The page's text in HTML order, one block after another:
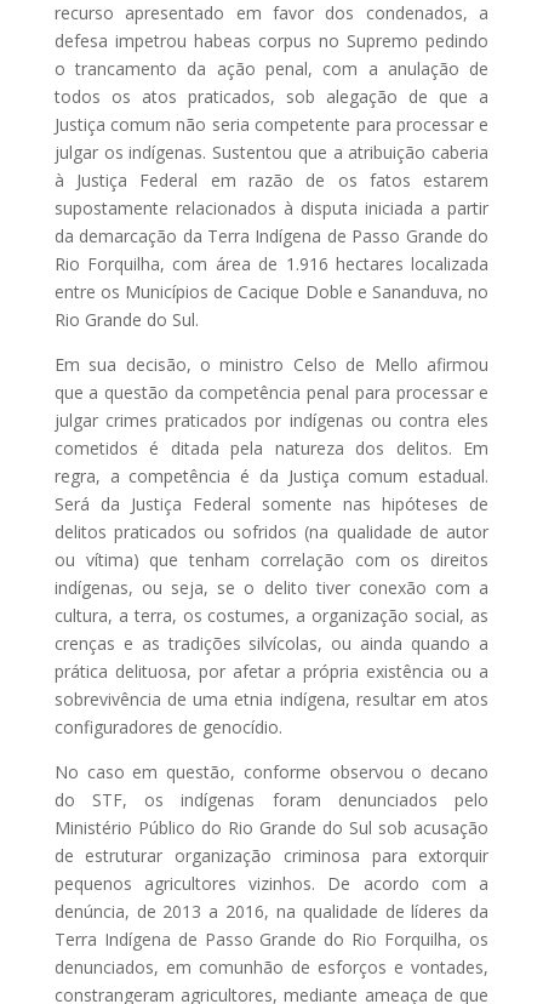
recurso apresentado em favor dos condenados, a
defesa impetrou habeas corpus no Supremo pedindo
o trancamento da ação penal, com a anulação de
todos os atos praticados, sob alegação de que a
Justiça comum não seria competente para processar e
julgar os indígenas. Sustentou que a atribuição caberia
à Justiça Federal em razão de os fatos estarem
supostamente relacionados à disputa iniciada a partir
da demarcação da Terra Indígena de Passo Grande do
Rio Forquilha, com área de 1.916 hectares localizada
entre os Municípios de Cacique Doble e Sananduva, no
Rio Grande do Sul.
Em sua decisão, o ministro Celso de Mello afirmou
que a questão da competência penal para processar e
julgar crimes praticados por indígenas ou contra eles
cometidos é ditada pela natureza dos delitos. Em
regra, a competência é da Justiça comum estadual.
Será da Justiça Federal somente nas hipóteses de
delitos praticados ou sofridos (na qualidade de autor
ou vítima) que tenham correlação com os direitos
indígenas, ou seja, se o delito tiver conexão com a
cultura, a terra, os costumes, a organização social, as
crenças e as tradições silvícolas, ou ainda quando a
prática delituosa, por afetar a própria existência ou a
sobrevivência de uma etnia indígena, resultar em atos
configuradores de genocídio.
No caso em questão, conforme observou o decano
do STF, os indígenas foram denunciados pelo
Ministério Público do Rio Grande do Sul sob acusação
de estruturar organização criminosa para extorquir
pequenos agricultores vizinhos. De acordo com a
denúncia, de 2013 a 2016, na qualidade de líderes da
Terra Indígena de Passo Grande do Rio Forquilha, os
denunciados, em comunhão de esforços e vontades,
constrangeram agricultores, mediante ameaça de que